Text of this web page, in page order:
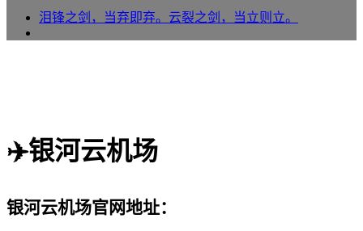
泪锋之剑，当弃即弃。云裂之剑，当立则立。
✈️银河云机场
银河云机场官网地址：